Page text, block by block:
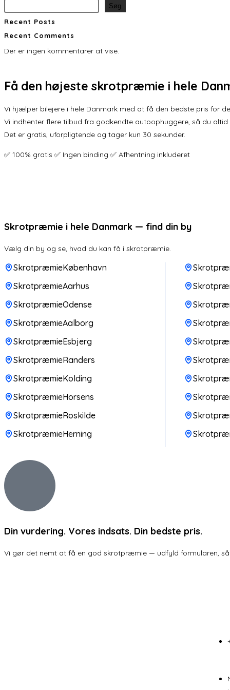
Søg
Recent Posts
Recent Comments
Der er ingen kommentarer at vise.
Få den højeste skrotpræmie i hele
Vi hjælper bilejere i hele Danmark med at få den bedste pris for
Vi indhenter flere tilbud fra godkendte autoophuggere, så du
Det er gratis, uforpligtende og tager kun 30 sekunder.
✅ 100% gratis ✅ Ingen binding ✅ Afhentning inkluderet
Skrotpræmie i hele Danmark — find din by
Vælg din by og se, hvad du kan få i skrotpræmie.
SkrotpræmieKøbenhavn
SkrotpræmieAarhus
SkrotpræmieOdense
SkrotpræmieAalborg
SkrotpræmieEsbjerg
SkrotpræmieRanders
SkrotpræmieKolding
SkrotpræmieHorsens
SkrotpræmieRoskilde
SkrotpræmieHerning
Din vurdering. Vores indsats. Din bedste pris.
Vi gør det nemt at få en god skrotpræmie — udfyld formularen, så